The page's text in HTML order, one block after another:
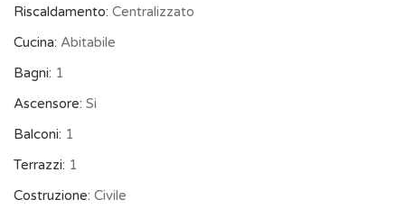
Riscaldamento: Centralizzato
Cucina: Abitabile
Bagni: 1
Ascensore: Si
Balconi: 1
Terrazzi: 1
Costruzione: Civile